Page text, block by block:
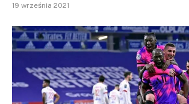
19 września 2021